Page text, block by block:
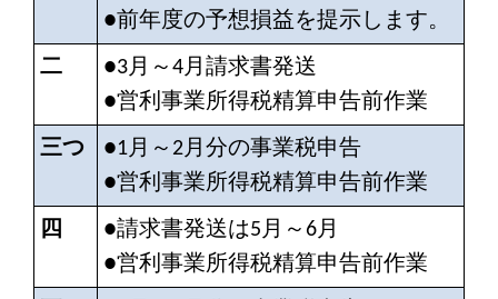
●前年度の予想損益を提示します。
二
●3月～4月請求書発送
●営利事業所得税精算申告前作業
三つ
●1月～2月分の事業税申告
●営利事業所得税精算申告前作業
四
●請求書発送は5月～6月
●営利事業所得税精算申告前作業